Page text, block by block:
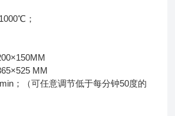
；
MM
；（可任意调节低于每分钟50度的